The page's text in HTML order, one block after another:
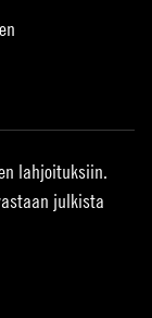
lahjoituksiin.
julkista